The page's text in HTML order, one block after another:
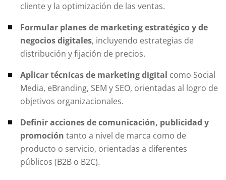
cliente y la optimización de las ventas.
Formular planes de marketing estratégico y de
negocios digitales, incluyendo estrategias de
distribución y fijación de precios.
Aplicar técnicas de marketing digital como Social
Media, eBranding, SEM y SEO, orientadas al logro de
objetivos organizacionales.
Definir acciones de comunicación, publicidad y
promoción tanto a nivel de marca como de
producto o servicio, orientadas a diferentes
públicos (B2B o B2C).